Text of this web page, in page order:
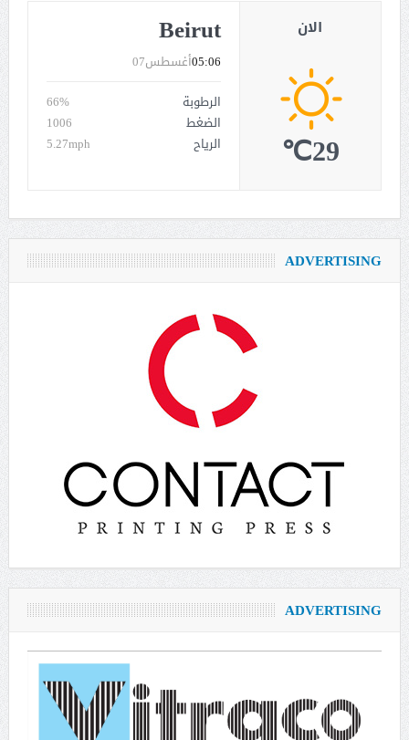
Beirut
أغسطس0705:06
الرطوبة
66%
الضغط
1006
الرياح
5.27mph
الان
29℃
ADVERTISING
ADVERTISING